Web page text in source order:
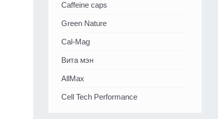
Caffeine caps
Green Nature
Cal-Mag
Вита мэн
AllMax
Cell Tech Performance